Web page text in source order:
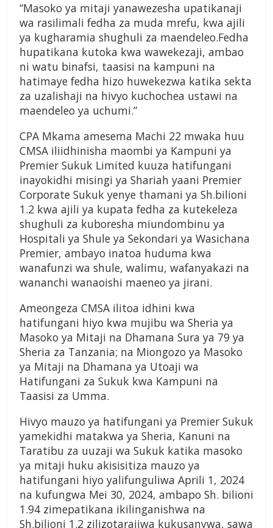
“Masoko ya mitaji yanawezesha upatikanaji
wa rasilimali fedha za muda mrefu, kwa ajili
ya kugharamia shughuli za maendeleo.Fedha
hupatikana kutoka kwa wawekezaji, ambao
ni watu binafsi, taasisi na kampuni na
hatimaye fedha hizo huwekezwa katika sekta
za uzalishaji na hivyo kuchochea ustawi na
maendeleo ya uchumi.”
CPA Mkama amesema Machi 22 mwaka huu
CMSA iliidhinisha maombi ya Kampuni ya
Premier Sukuk Limited kuuza hatifungani
inayokidhi misingi ya Shariah yaani Premier
Corporate Sukuk yenye thamani ya Sh.bilioni
1.2 kwa ajili ya kupata fedha za kutekeleza
shughuli za kuboresha miundombinu ya
Hospitali ya Shule ya Sekondari ya Wasichana
Premier, ambayo inatoa huduma kwa
wanafunzi wa shule, walimu, wafanyakazi na
wananchi wanaoishi maeneo ya jirani.
Ameongeza CMSA ilitoa idhini kwa
hatifungani hiyo kwa mujibu wa Sheria ya
Masoko ya Mitaji na Dhamana Sura ya 79 ya
Sheria za Tanzania; na Miongozo ya Masoko
ya Mitaji na Dhamana ya Utoaji wa
Hatifungani za Sukuk kwa Kampuni na
Taasisi za Umma.
Hivyo mauzo ya hatifungani ya Premier Sukuk
yamekidhi matakwa ya Sheria, Kanuni na
Taratibu za uuzaji wa Sukuk katika masoko
ya mitaji huku akisisitiza mauzo ya
hatifungani hiyo yalifunguliwa Aprili 1, 2024
na kufungwa Mei 30, 2024, ambapo Sh. bilioni
1.94 zimepatikana ikilinganishwa na
Sh.bilioni 1.2 zilizotarajiwa kukusanywa, sawa